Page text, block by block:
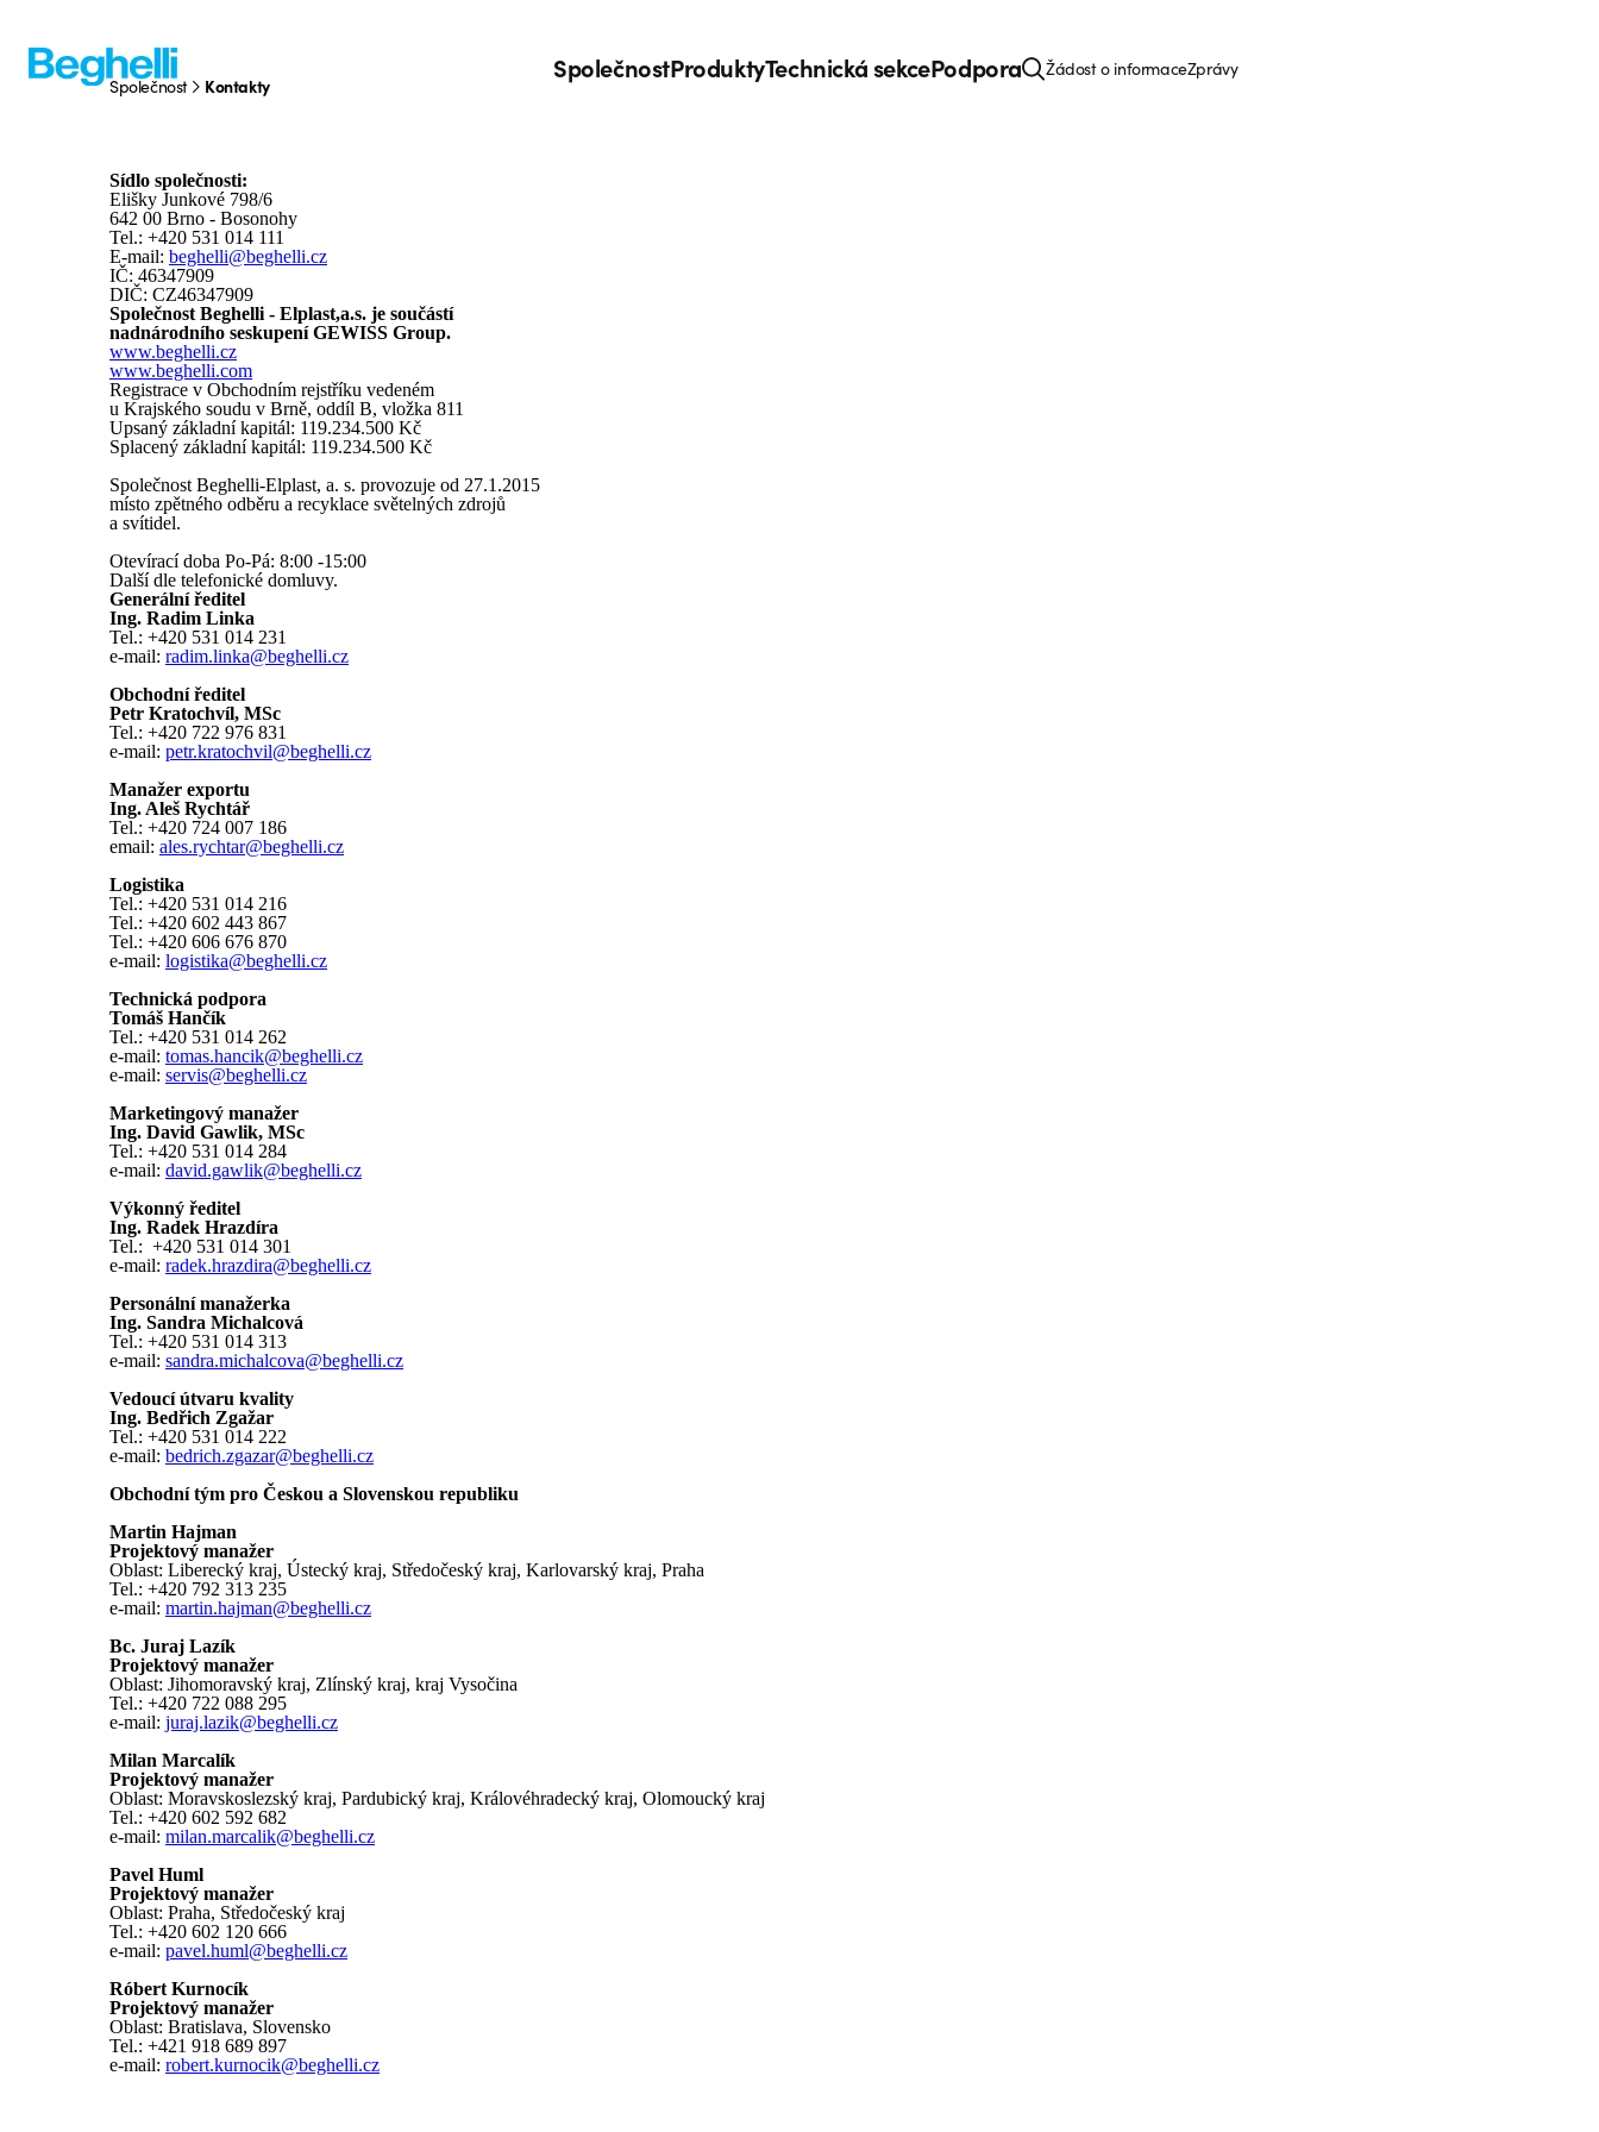
SpolečnostProduktyTechnická sekcePodpora Žádost o informaceZprávy
Kontakty
Společnost Kontakty
Sídlo společnosti:
Elišky Junkové 798/6
642 00 Brno - Bosonohy
Tel.: +420 531 014 111
E-mail: beghelli@beghelli.cz
IČ: 46347909
DIČ: CZ46347909
Společnost Beghelli - Elplast,a.s. je součástí
nadnárodního seskupení GEWISS Group.
www.beghelli.cz
www.beghelli.com
Registrace v Obchodním rejstříku vedeném
u Krajského soudu v Brně, oddíl B, vložka 811
Upsaný základní kapitál: 119.234.500 Kč
Splacený základní kapitál: 119.234.500 Kč
Společnost Beghelli-Elplast, a. s. provozuje od 27.1.2015
místo zpětného odběru a recyklace světelných zdrojů
a svítidel.
Otevírací doba Po-Pá: 8:00 -15:00
Další dle telefonické domluvy.
Generální ředitel
Ing. Radim Linka
Tel.: +420 531 014 231
e-mail: radim.linka@beghelli.cz
Obchodní ředitel
Petr Kratochvíl, MSc
Tel.: +420 722 976 831
e-mail: petr.kratochvil@beghelli.cz
Manažer exportu
Ing. Aleš Rychtář
Tel.: +420 724 007 186
email: ales.rychtar@beghelli.cz
Logistika
Tel.: +420 531 014 216
Tel.: +420 602 443 867
Tel.: +420 606 676 870
e-mail: logistika@beghelli.cz
Technická podpora
Tomáš Hančík
Tel.: +420 531 014 262
e-mail: tomas.hancik@beghelli.cz
e-mail: servis@beghelli.cz
Marketingový manažer
Ing. David Gawlik, MSc
Tel.: +420 531 014 284
e-mail: david.gawlik@beghelli.cz
Výkonný ředitel
Ing. Radek Hrazdíra
Tel.: +420 531 014 301
e-mail: radek.hrazdira@beghelli.cz
Personální manažerka
Ing. Sandra Michalcová
Tel.: +420 531 014 313
e-mail: sandra.michalcova@beghelli.cz
Vedoucí útvaru kvality
Ing. Bedřich Zgažar
Tel.: +420 531 014 222
e-mail: bedrich.zgazar@beghelli.cz
Obchodní tým pro Českou a Slovenskou republiku
Martin Hajman
Projektový manažer
Oblast: Liberecký kraj, Ústecký kraj, Středočeský kraj, Karlovarský kraj, Praha
Tel.: +420 792 313 235
e-mail: martin.hajman@beghelli.cz
Bc. Juraj Lazík
Projektový manažer
Oblast: Jihomoravský kraj, Zlínský kraj, kraj Vysočina
Tel.: +420 722 088 295
e-mail: juraj.lazik@beghelli.cz
Milan Marcalík
Projektový manažer
Oblast: Moravskoslezský kraj, Pardubický kraj, Královéhradecký kraj, Olomoucký kraj
Tel.: +420 602 592 682
e-mail: milan.marcalik@beghelli.cz
Pavel Huml
Projektový manažer
Oblast: Praha, Středočeský kraj
Tel.: +420 602 120 666
e-mail: pavel.huml@beghelli.cz
Róbert Kurnocík
Projektový manažer
Oblast: Bratislava, Slovensko
Tel.: +421 918 689 897
e-mail: robert.kurnocik@beghelli.cz